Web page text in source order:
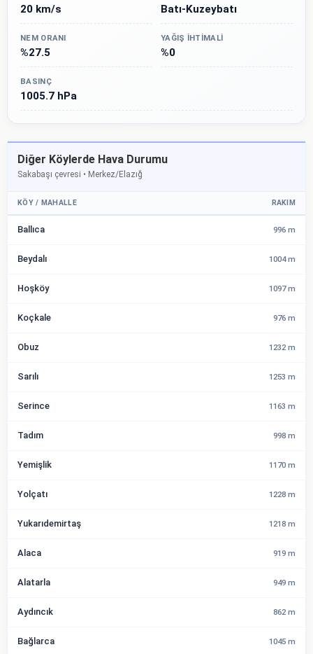
20 km/s Batı-Kuzeybatı
NEM ORANI
%27.5
YAĞIŞ İHTIMALI
%0
BASINÇ
1005.7 hPa
Diğer Köylerde Hava Durumu
Sakabaşı çevresi • Merkez/Elazığ
KÖY / MAHALLE RAKIM
Ballıca 996 m
Beydalı 1004 m
Hoşköy 1097 m
Koçkale 976 m
Obuz 1232 m
Sarılı 1253 m
Serince 1163 m
Tadım 998 m
Yemişlik 1170 m
Yolçatı 1228 m
Yukarıdemirtaş 1218 m
Alaca 919 m
Alatarla 949 m
Aydıncık 862 m
Bağlarca 1045 m